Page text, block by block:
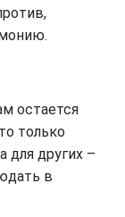
остается
только
для других –
в